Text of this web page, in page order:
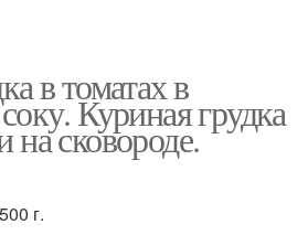
в томатах в
Куриная грудка
сковороде.
г.